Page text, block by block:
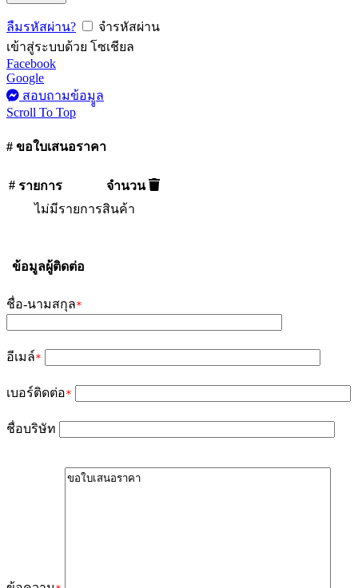
ลืมรหัสผ่าน?
จำรหัสผ่าน
เข้าสู่ระบบด้วย โซเชียล
Facebook
Google
สอบถามข้อมููล
Scroll To Top
# ขอใบเสนอราคา
# รายการ
จำนวน
ไม่มีรายการสินค้า
ข้อมูลผู้ติดต่อ
ชื่อ-นามสกุล*
อีเมล์*
เบอร์ติดต่อ*
ชื่อบริษัท